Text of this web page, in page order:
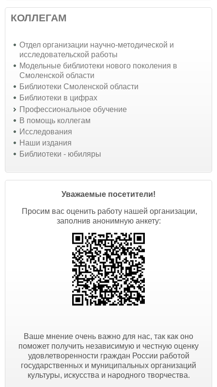
КОЛЛЕГАМ
Отдел организации научно-методической и
исследовательской работы
Модельные библиотеки нового поколения в
Смоленской области
Библиотеки Смоленской области
Библиотеки в цифрах
Профессиональное обучение
В помощь коллегам
Исследования
Наши издания
Библиотеки - юбиляры
Уважаемые посетители!
Просим вас оценить работу нашей организации,
заполнив анонимную анкету:
Ваше мнение очень важно для нас, так как оно
поможет получить независимую и честную оценку
удовлетворенности граждан России работой
государственных и муниципальных организаций
культуры, искусства и народного творчества.